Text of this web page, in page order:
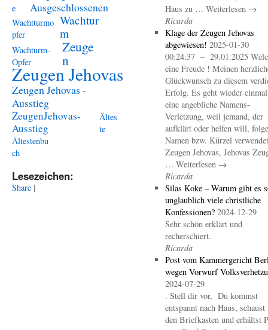
e
Ausgeschlossenen
Wachtturmo
pfer
Wachtur
m
Wachturm-
Opfer
Zeuge
n
Zeugen Jehovas
Zeugen Jehovas -
Ausstieg
ZeugenJehovas-
Ausstieg
Ältes
te
Ältestenbu
ch
Lesezeichen:
Share |
Haus zu … Weiterlesen →
Ricarda
Klage der Zeugen Jehovas
abgewiesen! 2025-01-30
00:24:37 – 29.01.2025
eine Freude ! Meinen
Glückwunsch zu diesem
Erfolg. Es geht wieder
eine angebliche Namens-
Verletzung, weil jemand, der
aufklärt oder helfen will,
Namen bzw. Kürzel
Zeugen Jehovas, Jehovas
… Weiterlesen →
Ricarda
Silas Koke – Warum gibt es
unglaublich viele christliche
Konfessionen? 2024-12-29
Sehr schön erklärt und
recherschiert.
Ricarda
Post vom Kammergericht
wegen Vorwurf
2024-07-29
. Stell dir vor, Du kommst
entspannt nach Haus, schaust
den Briefkasten und erhältst